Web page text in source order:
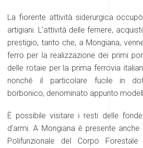
La fiorente attività siderurgica
artigiani. L'attività delle ferriere,
prestigio, tanto che, a Mongiana,
ferro per la realizzazione dei primi
delle rotaie per la prima ferrovia
nonché il particolare fucile in
borbonico, denominato appunto
È possibile visitare i resti delle
d’armi. A Mongiana è presente anche
Polifunzionale del Corpo